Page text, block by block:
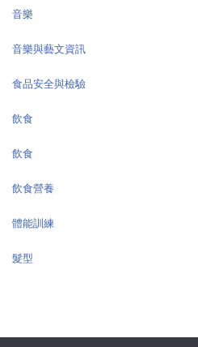
音樂
音樂與藝文資訊
食品安全與檢驗
飲食
飲食
飲食營養
體能訓練
髮型